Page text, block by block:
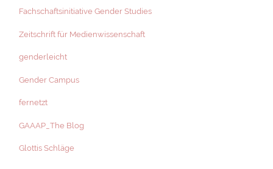
Fachschaftsinitiative Gender Studies
Zeitschrift für Medienwissenschaft
genderleicht
Gender Campus
fernetzt
GAAAP_The Blog
Glottis Schläge